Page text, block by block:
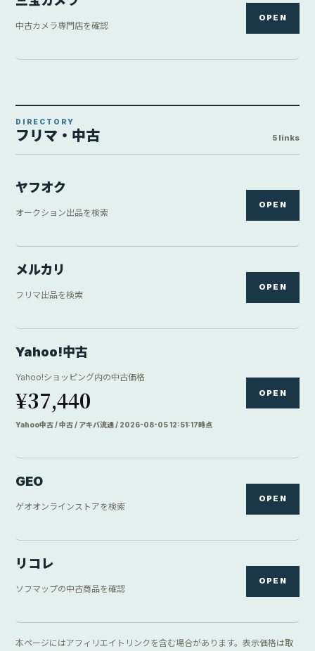
中古カメラ専門店を確認
OPEN
DIRECTORY
フリマ・中古 5 links
ヤフオク
オークション出品を検索
OPEN
メルカリ
フリマ出品を検索
OPEN
Yahoo!中古
Yahoo!ショッピング内の中古価格
¥37,440
Yahoo中古 / 中古 / アキバ流通 / 2026-08-05 12:51:17時点
OPEN
GEO
ゲオオンラインストアを検索
OPEN
リコレ
ソフマップの中古商品を確認
OPEN
本ページにはアフィリエイトリンクを含む場合があります。表示価格は取